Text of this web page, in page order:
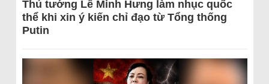
Thủ tướng Lê Minh Hưng làm nhục quốc
thể khi xin ý kiến chỉ đạo từ Tổng thống
Putin